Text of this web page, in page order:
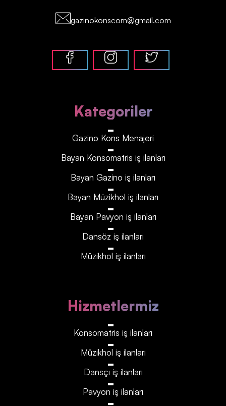
gazinokonscom@gmail.com
Kategoriler
Gazino Kons Menajeri
Bayan Konsomatris iş ilanları
Bayan Gazino iş ilanları
Bayan Müzikhol iş ilanları
Bayan Pavyon iş ilanları
Dansöz iş ilanları
Müzikhol iş ilanları
Hizmetlermiz
Konsomatris iş ilanları
Müzikhol iş ilanları
Dansçı iş ilanları
Pavyon iş ilanları